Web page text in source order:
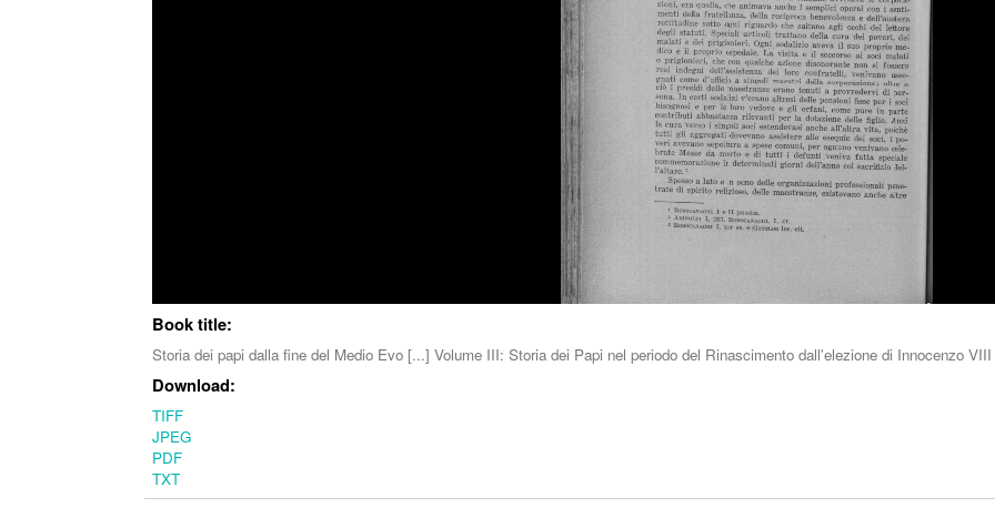
Book title:
Storia dei papi dalla fine del Medio Evo [...] Volume III: Storia dei Papi nel periodo del Rinascimento dall'elezione di Innocenzo
Download:
TIFF
JPEG
PDF
TXT